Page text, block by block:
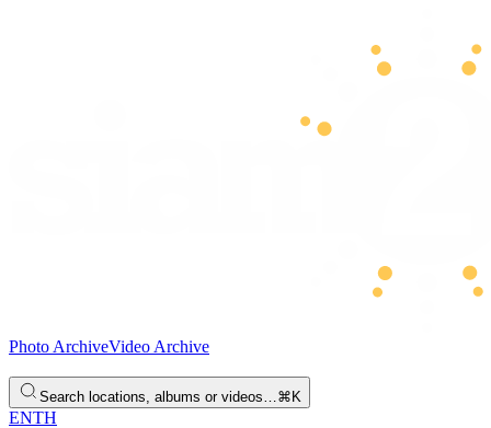
Photo ArchiveVideo Archive
Search locations, albums or videos…⌘K
ENTH